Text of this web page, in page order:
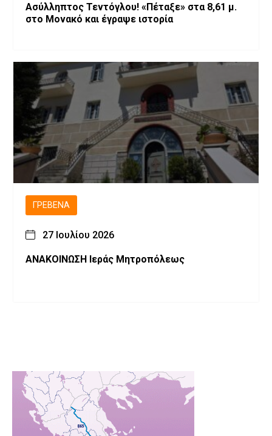
Ασύλληπτος Τεντόγλου! «Πέταξε» στα 8,61 μ.
στο Μονακό και έγραψε ιστορία
ΓΡΕΒΕΝΆ
27 Ιουλίου 2026
ΑΝΑΚΟΙΝΩΣΗ Ιεράς Μητροπόλεως